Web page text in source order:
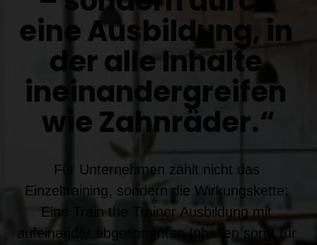
eine Ausbildung, in
der alle Inhalte
ineinandergreifen
wie Zahnräder.“
Für Unternehmen zählt nicht das
Einzeltraining, sondern die Wirkungskette:
Eine Train the Trainer Ausbildung mit
aufeinander abgestimmten Inhalten sorgt für